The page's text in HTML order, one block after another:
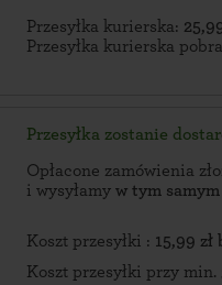
Przesyłka kurierska:
Przesyłka kurierska
Przesyłka zostanie
Opłacone zamówienia
i wysyłamy w tym
Koszt przesyłki : 15,99
Koszt przesyłki przy